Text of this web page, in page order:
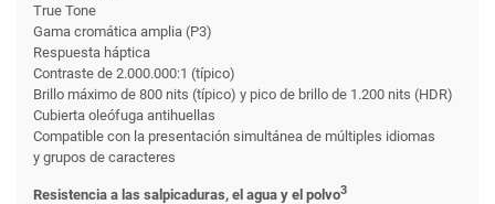
True Tone
Gama cromática amplia (P3)
Respuesta háptica
Contraste de 2.000.000:1 (típico)
Brillo máximo de 800 nits (típico) y pico de brillo de 1.200 nits (HDR)
Cubierta oleófuga antihuellas
Compatible con la presentación simultánea de múltiples idiomas
y grupos de caracteres
Resistencia a las salpicaduras, el agua y el polvo3